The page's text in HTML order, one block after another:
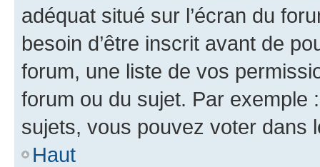
adéquat situé sur l’écran du
besoin d’être inscrit avant de
forum, une liste de vos
forum ou du sujet. Par exemple
sujets, vous pouvez voter dans
Haut